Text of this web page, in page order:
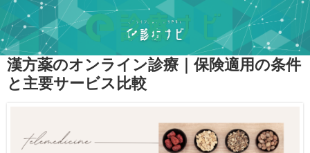
漢方薬のオンライン診療｜保険適用の条件
と主要サービス比較